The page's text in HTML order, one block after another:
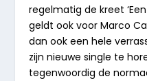
regelmatig de kreet
geldt ook voor Marco
dan ook een hele
zijn nieuwe single te
tegenwoordig de